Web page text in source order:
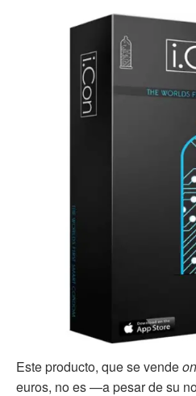
Este producto, que se vende
euros, no es —a pesar de su